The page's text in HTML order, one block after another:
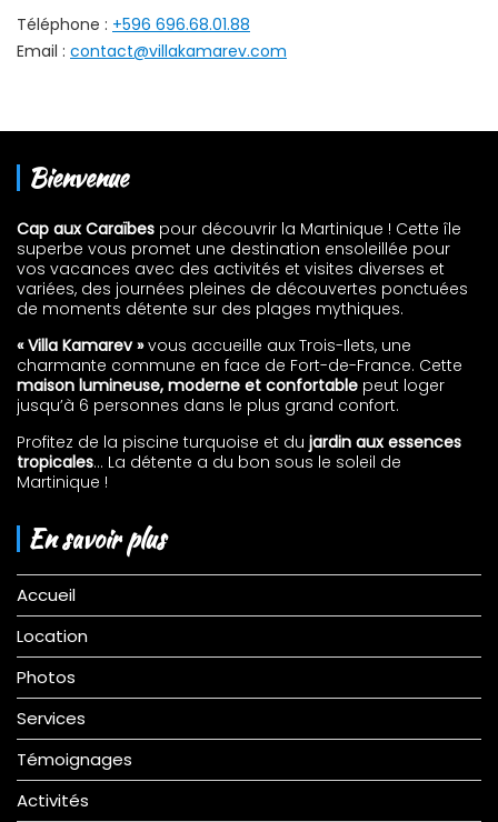
Téléphone : +596 696.68.01.88
Email : contact@villakamarev.com
Bienvenue
Cap aux Caraïbes pour découvrir la Martinique ! Cette île
superbe vous promet une destination ensoleillée pour
vos vacances avec des activités et visites diverses et
variées, des journées pleines de découvertes ponctuées
de moments détente sur des plages mythiques.
« Villa Kamarev »vous accueille aux Trois-Ilets, une
charmante commune en face de Fort-de-France. Cette
maison lumineuse, moderne et confortable peut loger
jusqu’à 6 personnes dans le plus grand confort.
Profitez de la piscine turquoise et du jardin aux essences
tropicales… La détente a du bon sous le soleil de
Martinique !
En savoir plus
Accueil
Location
Photos
Services
Témoignages
Activités